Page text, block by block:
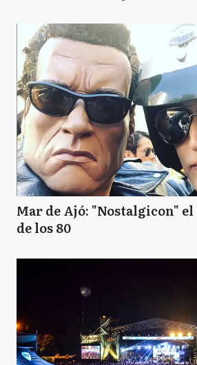
Mar de Ajó: "Nostalgicon"
de los 80